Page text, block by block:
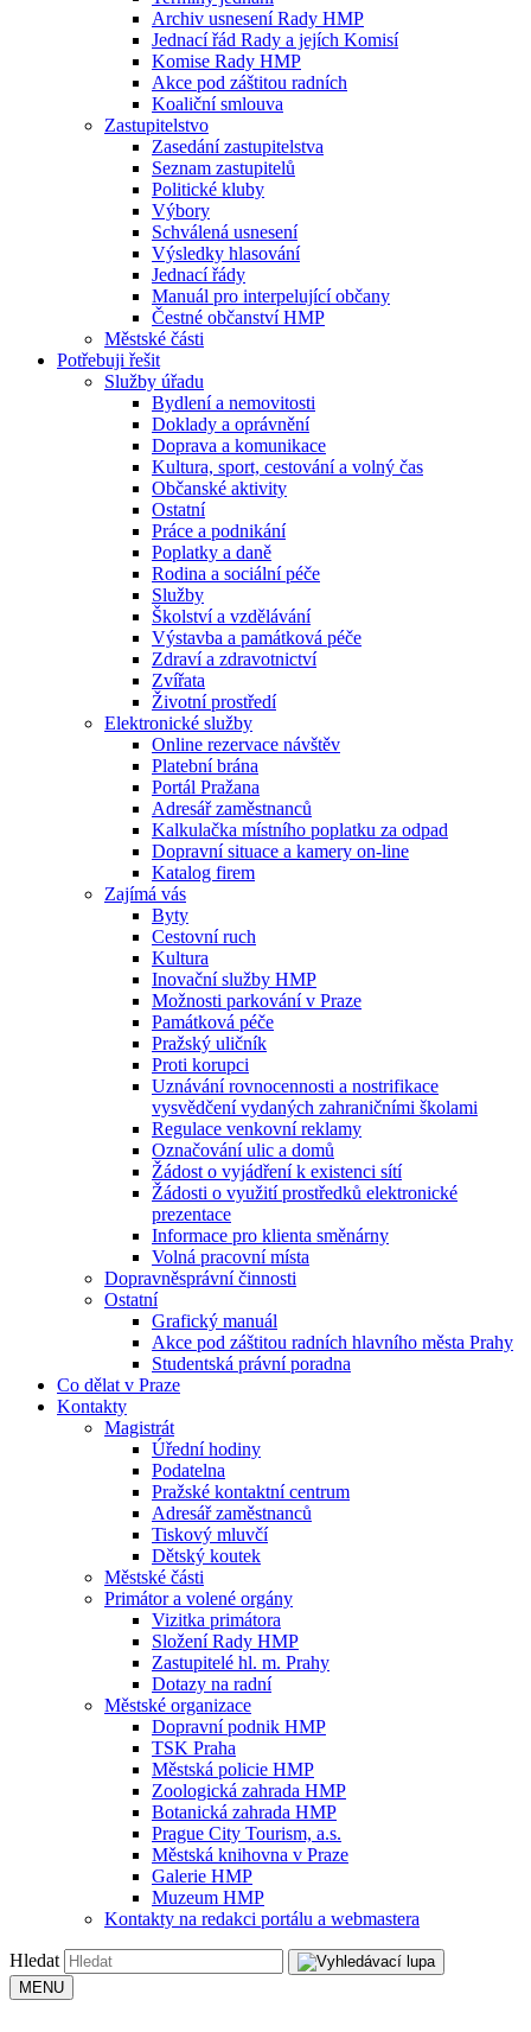
Archiv usnesení Rady HMP
Jednací řád Rady a jejích Komisí
Komise Rady HMP
Akce pod záštitou radních
Koaliční smlouva
Zastupitelstvo
Zasedání zastupitelstva
Seznam zastupitelů
Politické kluby
Výbory
Schválená usnesení
Výsledky hlasování
Jednací řády
Manuál pro interpelující občany
Čestné občanství HMP
Městské části
Potřebuji řešit
Služby úřadu
Bydlení a nemovitosti
Doklady a oprávnění
Doprava a komunikace
Kultura, sport, cestování a volný čas
Občanské aktivity
Ostatní
Práce a podnikání
Poplatky a daně
Rodina a sociální péče
Služby
Školství a vzdělávání
Výstavba a památková péče
Zdraví a zdravotnictví
Zvířata
Životní prostředí
Elektronické služby
Online rezervace návštěv
Platební brána
Portál Pražana
Adresář zaměstnanců
Kalkulačka místního poplatku za odpad
Dopravní situace a kamery on-line
Katalog firem
Zajímá vás
Byty
Cestovní ruch
Kultura
Inovační služby HMP
Možnosti parkování v Praze
Památková péče
Pražský uličník
Proti korupci
Uznávání rovnocennosti a nostrifikace
vysvědčení vydaných zahraničními školami
Regulace venkovní reklamy
Označování ulic a domů
Žádost o vyjádření k existenci sítí
Žádosti o využití prostředků elektronické
prezentace
Informace pro klienta směnárny
Volná pracovní místa
Dopravněsprávní činnosti
Ostatní
Grafický manuál
Akce pod záštitou radních hlavního města Prahy
Studentská právní poradna
Co dělat v Praze
Kontakty
Magistrát
Úřední hodiny
Podatelna
Pražské kontaktní centrum
Adresář zaměstnanců
Tiskový mluvčí
Dětský koutek
Městské části
Primátor a volené orgány
Vizitka primátora
Složení Rady HMP
Zastupitelé hl. m. Prahy
Dotazy na radní
Městské organizace
Dopravní podnik HMP
TSK Praha
Městská policie HMP
Zoologická zahrada HMP
Botanická zahrada HMP
Prague City Tourism, a.s.
Městská knihovna v Praze
Galerie HMP
Muzeum HMP
Kontakty na redakci portálu a webmastera
Hledat
MENU